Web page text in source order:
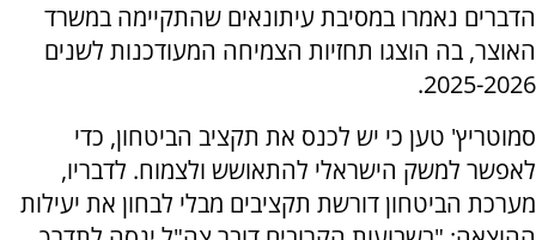
הדברים נאמרו במסיבת עיתונאים שהתקיימה במשרד
האוצר, בה הוצגו תחזיות הצמיחה המעודכנות לשנים
2025-2026.
סמוטריץ' טען כי יש לכנס את תקציב הביטחון, כדי
לאפשר למשק הישראלי להתאושש ולצמוח. לדבריו,
מערכת הביטחון דורשת תקציבים מבלי לבחון את יעילות